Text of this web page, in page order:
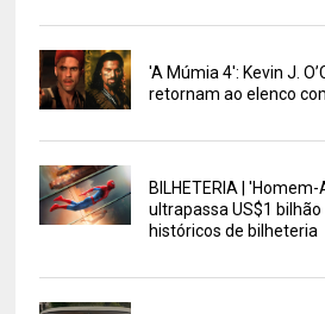
'A Múmia 4': Kevin J.
retornam ao elenco
BILHETERIA |
ultrapassa US$1
históricos de bilheteria